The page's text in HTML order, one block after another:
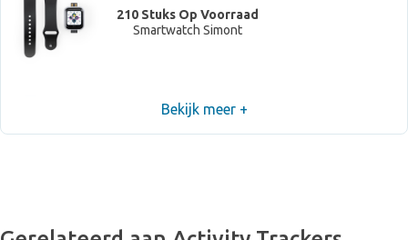
210 Stuks Op Voorraad
Smartwatch Simont
Niet voorradig, neem contact op om levertijd te
bespreken
Bekijk meer +